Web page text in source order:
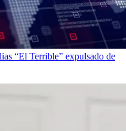
“El Terrible” expulsado de